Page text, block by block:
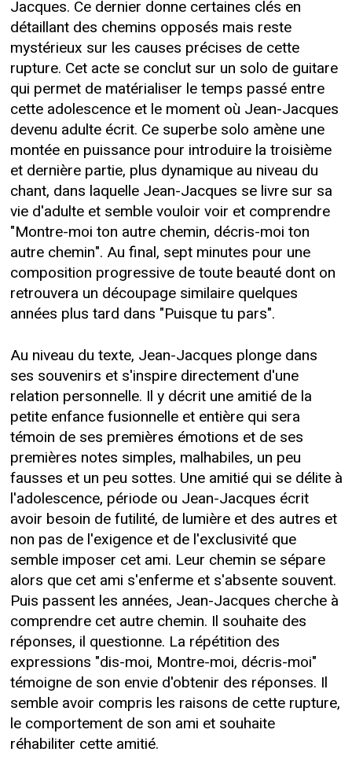
Jacques. Ce dernier donne certaines clés en
détaillant des chemins opposés mais reste
mystérieux sur les causes précises de cette
rupture. Cet acte se conclut sur un solo de guitare
qui permet de matérialiser le temps passé entre
cette adolescence et le moment où Jean-Jacques
devenu adulte écrit. Ce superbe solo amène une
montée en puissance pour introduire la troisième
et dernière partie, plus dynamique au niveau du
chant, dans laquelle Jean-Jacques se livre sur sa
vie d'adulte et semble vouloir voir et comprendre
"Montre-moi ton autre chemin, décris-moi ton
autre chemin". Au final, sept minutes pour une
composition progressive de toute beauté dont on
retrouvera un découpage similaire quelques
années plus tard dans "Puisque tu pars".
Au niveau du texte, Jean-Jacques plonge dans
ses souvenirs et s'inspire directement d'une
relation personnelle. Il y décrit une amitié de la
petite enfance fusionnelle et entière qui sera
témoin de ses premières émotions et de ses
premières notes simples, malhabiles, un peu
fausses et un peu sottes. Une amitié qui se délite à
l'adolescence, période ou Jean-Jacques écrit
avoir besoin de futilité, de lumière et des autres et
non pas de l'exigence et de l'exclusivité que
semble imposer cet ami. Leur chemin se sépare
alors que cet ami s'enferme et s'absente souvent.
Puis passent les années, Jean-Jacques cherche à
comprendre cet autre chemin. Il souhaite des
réponses, il questionne. La répétition des
expressions "dis-moi, Montre-moi, décris-moi"
témoigne de son envie d'obtenir des réponses. Il
semble avoir compris les raisons de cette rupture,
le comportement de son ami et souhaite
réhabiliter cette amitié.